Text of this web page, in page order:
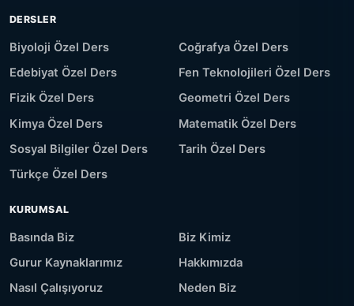
DERSLER
Biyoloji Özel Ders
Coğrafya Özel Ders
Edebiyat Özel Ders
Fen Teknolojileri Özel Ders
Fizik Özel Ders
Geometri Özel Ders
Kimya Özel Ders
Matematik Özel Ders
Sosyal Bilgiler Özel Ders
Tarih Özel Ders
Türkçe Özel Ders
KURUMSAL
Basında Biz
Biz Kimiz
Gurur Kaynaklarımız
Hakkımızda
Nasıl Çalışıyoruz
Neden Biz